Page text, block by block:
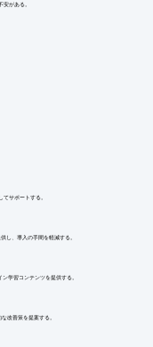
がある。
サポートする。
し、導入の手間を軽減する。
学習コンテンツを提供する。
改善策を提案する。